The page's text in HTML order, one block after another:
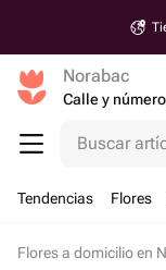
Norabac
Calle y
Buscar
Tendencias Flores
Flores a domicilio en